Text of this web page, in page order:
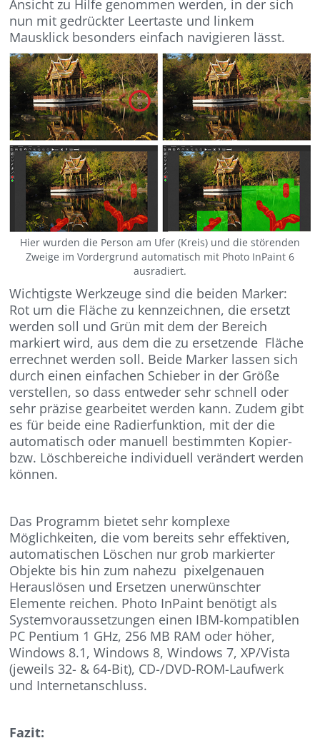
Ansicht zu Hilfe genommen werden, in der sich
nun mit gedrückter Leertaste und linkem
Mausklick besonders einfach navigieren lässt.
Hier wurden die Person am Ufer (Kreis) und die störenden
Zweige im Vordergrund automatisch mit Photo InPaint 6
ausradiert.
Wichtigste Werkzeuge sind die beiden Marker:
Rot um die Fläche zu kennzeichnen, die ersetzt
werden soll und Grün mit dem der Bereich
markiert wird, aus dem die zu ersetzende Fläche
errechnet werden soll. Beide Marker lassen sich
durch einen einfachen Schieber in der Größe
verstellen, so dass entweder sehr schnell oder
sehr präzise gearbeitet werden kann. Zudem gibt
es für beide eine Radierfunktion, mit der die
automatisch oder manuell bestimmten Kopier-
bzw. Löschbereiche individuell verändert werden
können.
Das Programm bietet sehr komplexe
Möglichkeiten, die vom bereits sehr effektiven,
automatischen Löschen nur grob markierter
Objekte bis hin zum nahezu pixelgenauen
Herauslösen und Ersetzen unerwünschter
Elemente reichen. Photo InPaint benötigt als
Systemvoraussetzungen einen IBM-kompatiblen
PC Pentium 1 GHz, 256 MB RAM oder höher,
Windows 8.1, Windows 8, Windows 7, XP/Vista
(jeweils 32- & 64-Bit), CD-/DVD-ROM-Laufwerk
und Internetanschluss.
Fazit: